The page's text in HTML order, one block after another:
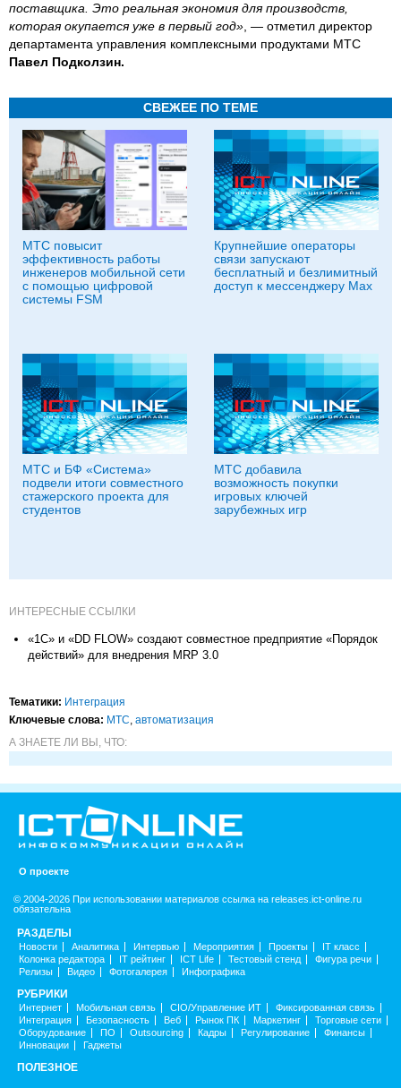
поставщика. Это реальная экономия для производств,
которая окупается уже в первый год» , — отметил директор
департамента управления комплексными продуктами МТС
Павел Подколзин.
СВЕЖЕЕ ПО ТЕМЕ
МТС повысит
эффективность работы
инженеров мобильной сети
с помощью цифровой
системы FSM
Крупнейшие операторы
связи запускают
бесплатный и безлимитный
доступ к мессенджеру Мах
МТС и БФ «Система»
подвели итоги совместного
стажерского проекта для
студентов
МТС добавила
возможность покупки
игровых ключей
зарубежных игр
ИНТЕРЕСНЫЕ ССЫЛКИ
«1С» и «DD FLOW» создают совместное предприятие «Порядок
действий» для внедрения MRP 3.0
Тематики: Интеграция
Ключевые слова: МТС, автоматизация
А ЗНАЕТЕ ЛИ ВЫ, ЧТО:
О проекте
© 2004-2026 При использовании материалов ссылка на releases.ict-online.ru
обязательна
РАЗДЕЛЫ
Новости Аналитика Интервью Мероприятия Проекты
IT класс
Колонка редактора
IT рейтинг ICT Life Тестовый стенд
Фигура речи
Релизы
Видео Фотогалерея Инфографика
РУБРИКИ
Интернет Мобильная связь CIO/Управление ИТ
Фиксированная связь
Интеграция
Безопасность Веб Рынок ПК Маркетинг
Торговые сети
Оборудование
ПО Outsourcing Кадры Регулирование
Финансы
Инновации
Гаджеты
ПОЛЕЗНОЕ